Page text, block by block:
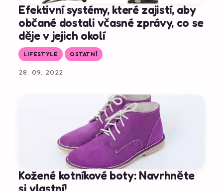
Efektivní systémy, které zajistí, aby
občané dostali včasné zprávy, co se
děje v jejich okolí
LIFESTYLE OSTATNÍ
28. 09. 2022
Kožené kotníkové boty: Navrhněte
si vlastní!